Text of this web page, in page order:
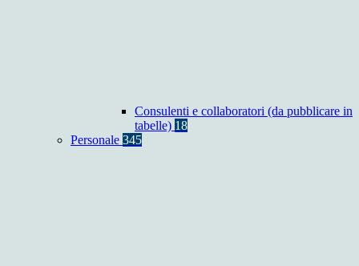
Consulenti e collaboratori (da pubblicare in
tabelle) 18
Personale 345